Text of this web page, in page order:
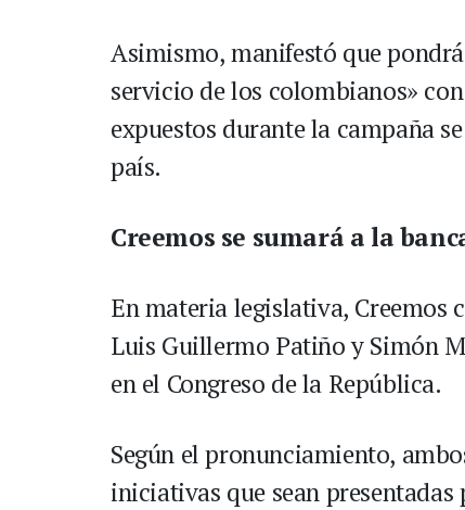
Asimismo, manifestó que
servicio de los colombianos»
expuestos durante la campaña
país.
Creemos se sumará a la
En materia legislativa, Creemos
Luis Guillermo Patiño y Simón
en el Congreso de la República.
Según el pronunciamiento,
iniciativas que sean